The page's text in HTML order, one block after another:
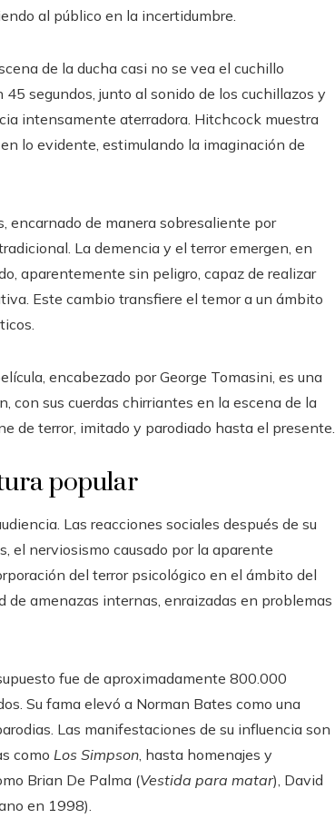
al público en la incertidumbre.
de la ducha casi no se vea el cuchillo
segundos, junto al sonido de los cuchillazos y
intensamente aterradora. Hitchcock muestra
lo evidente, estimulando la imaginación de
encarnado de manera sobresaliente por
La demencia y el terror emergen, en
aparentemente sin peligro, capaz de realizar
Este cambio transfiere el temor a un ámbito
encabezado por George Tomasini, es una
con sus cuerdas chirriantes en la escena de la
de terror, imitado y parodiado hasta el presente.
popular
Las reacciones sociales después de su
el nerviosismo causado por la aparente
del terror psicológico en el ámbito del
de amenazas internas, enraizadas en problemas
fue de aproximadamente 800.000
Su fama elevó a Norman Bates como una
Las manifestaciones de su influencia son
como Los Simpson, hasta homenajes y
Brian De Palma (Vestida para matar), David
en 1998).